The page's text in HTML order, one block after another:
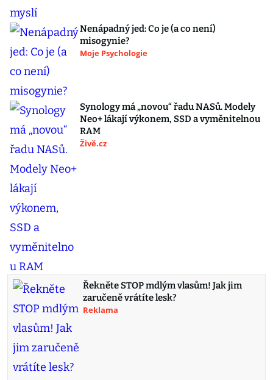
Nenápadný jed: Co je (a co není)
misogynie?
Moje Psychologie
Synology má „novou“ řadu NASů. Modely
Neo+ lákají výkonem, SSD a vyměnitelnou
RAM
Živě.cz
Řekněte STOP mdlým vlasům! Jak jim
zaručeně vrátíte lesk?
Reklama